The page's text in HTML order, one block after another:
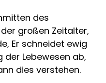
des
großen Zeitalter,
Er schneidet ewig
der Lebewesen ab,
dies verstehen.